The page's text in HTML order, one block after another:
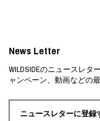
News Letter
WILDSIDEのニュースレ
ャンペーン、動画などの
ニュースレターに登録